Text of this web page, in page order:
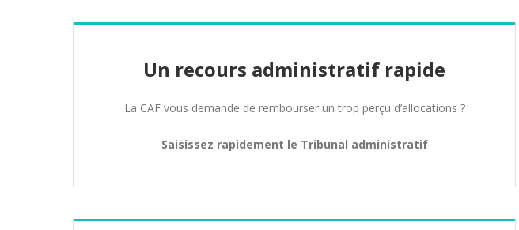
Un recours administratif rapide
La CAF vous demande de rembourser un trop perçu d’allocations ?
Saisissez rapidement le Tribunal administratif